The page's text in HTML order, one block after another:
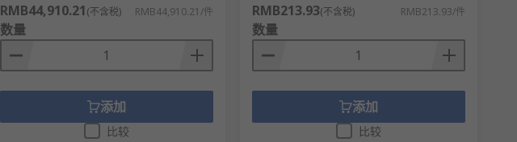
RMB44,910.21(不含税) RMB44,910.21/件
数量
添加
比较
RMB213.93(不含税) RMB213.93/件
数量
添加
比较